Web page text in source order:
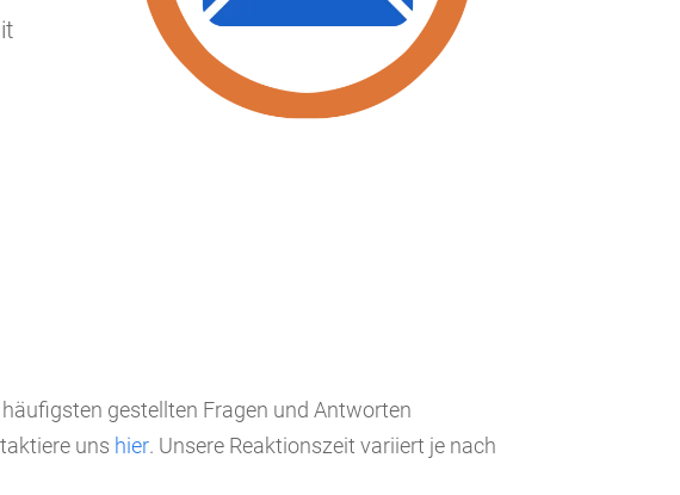
gestellten Fragen und Antworten
uns hier. Unsere Reaktionszeit variiert je nach